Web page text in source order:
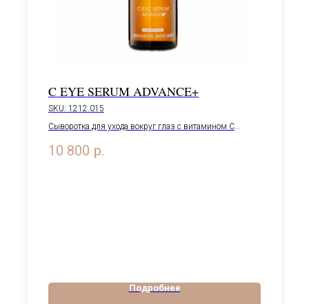
C EYE SERUM ADVANCE+
SKU: 1212.015
Сыворотка для ухода вокруг глаз с витамином С
10 800 р.
Подробнее